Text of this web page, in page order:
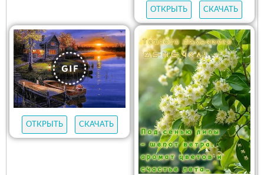
ОТКРЫТЬ СКАЧАТЬ
ОТКРЫТЬ СКАЧАТЬ